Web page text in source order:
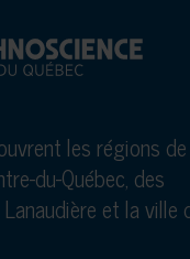
les régions
du-Québec, des
et la ville